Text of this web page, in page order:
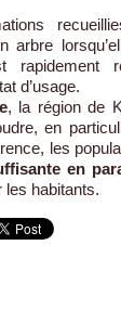
arbre
d’usage.
, la région de
en
les
en
les habitants.